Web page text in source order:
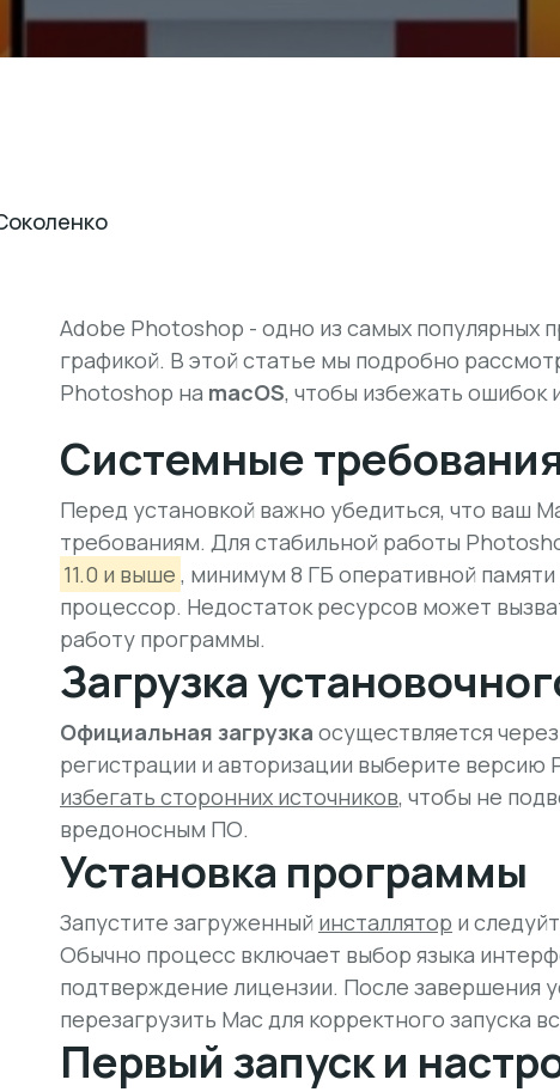
Adobe Photoshop - одно из самых популярных
графикой. В этой статье мы подробно
Photoshop на macOS, чтобы избежать ошибок
Системные
Перед установкой важно убедиться, что ваш
требованиям. Для стабильной работы
11.0 и выше , минимум 8 ГБ оперативной
процессор. Недостаток ресурсов может
работу программы.
Загрузка
Официальная загрузка осуществляется
регистрации и авторизации выберите версию
избегать сторонних источников, чтобы не
вредоносным ПО.
Установка программы
Запустите загруженный инсталлятор и
Обычно процесс включает выбор языка
подтверждение лицензии. После завершения
перезагрузить Mac для корректного запуска
Первый запуск и